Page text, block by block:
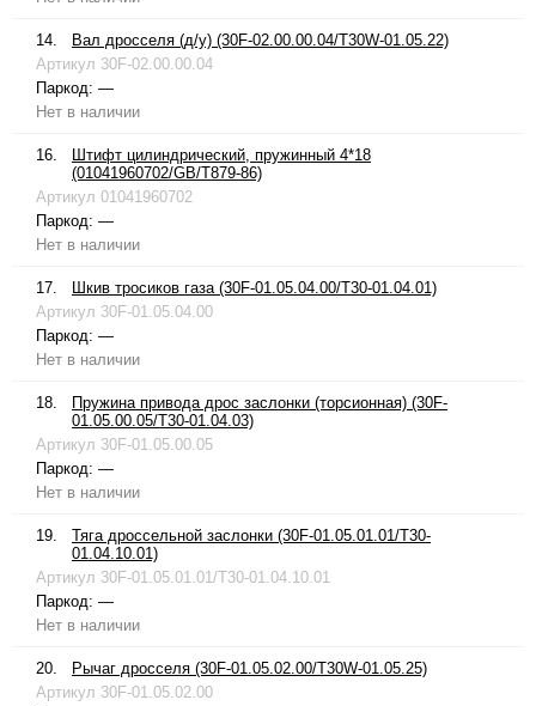
14.
Вал дросселя (д/у) (30F-02.00.00.04/T30W-01.05.22)
Артикул 30F-02.00.00.04
Паркод: —
Нет в наличии
16.
Штифт цилиндрический, пружинный 4*18
(01041960702/GB/T879-86)
Артикул 01041960702
Паркод: —
Нет в наличии
17.
Шкив тросиков газа (30F-01.05.04.00/T30-01.04.01)
Артикул 30F-01.05.04.00
Паркод: —
Нет в наличии
18.
Пружина привода дрос заслонки (торсионная) (30F-
01.05.00.05/T30-01.04.03)
Артикул 30F-01.05.00.05
Паркод: —
Нет в наличии
19.
Тяга дроссельной заслонки (30F-01.05.01.01/T30-
01.04.10.01)
Артикул 30F-01.05.01.01/T30-01.04.10.01
Паркод: —
Нет в наличии
20.
Рычаг дросселя (30F-01.05.02.00/T30W-01.05.25)
Артикул 30F-01.05.02.00